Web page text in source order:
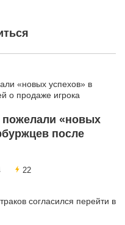
пожелали «новых
после
22